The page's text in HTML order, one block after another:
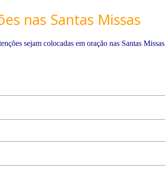
nas Santas Missas
sejam colocadas em oração nas Santas